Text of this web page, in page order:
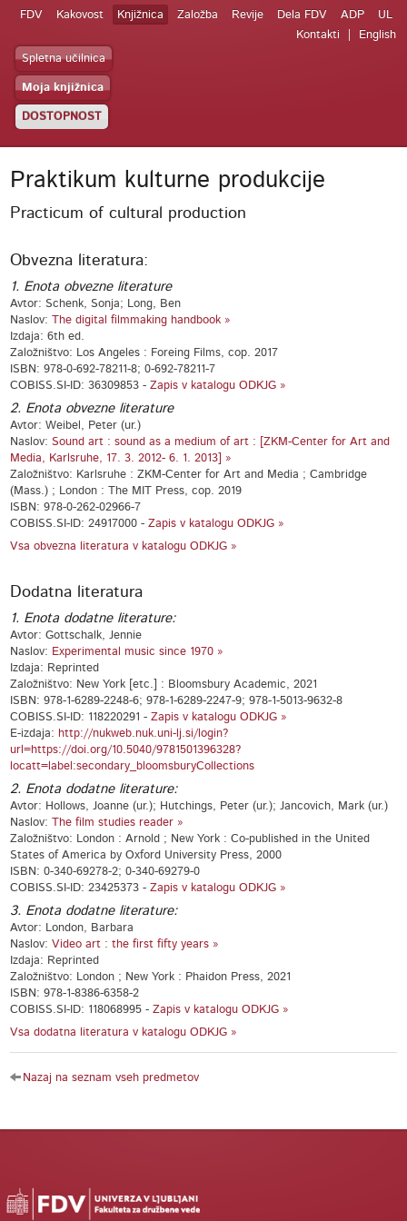
FDV Kakovost Knjižnica Založba Revije Dela FDV ADP
UL
Kontakti
English
Spletna učilnica
Moja knjižnica
DOSTOPNOST
Praktikum kulturne produkcije
Practicum of cultural production
Obvezna literatura:
1. Enota obvezne literature
Avtor: Schenk, Sonja; Long, Ben
Naslov:The digital filmmaking handbook »
Izdaja: 6th ed.
Založništvo: Los Angeles : Foreing Films, cop. 2017
ISBN: 978-0-692-78211-8; 0-692-78211-7
COBISS.SI-ID: 36309853 -Zapis v katalogu ODKJG »
2. Enota obvezne literature
Avtor: Weibel, Peter (ur.)
Naslov:Sound art : sound as a medium of art : [ZKM-Center for Art and
Media, Karlsruhe, 17. 3. 2012- 6. 1. 2013] »
Založništvo: Karlsruhe : ZKM-Center for Art and Media ; Cambridge
(Mass.) ; London : The MIT Press, cop. 2019
ISBN: 978-0-262-02966-7
COBISS.SI-ID: 24917000 -Zapis v katalogu ODKJG »
Vsa obvezna literatura v katalogu ODKJG »
Dodatna literatura
1. Enota dodatne literature:
Avtor: Gottschalk, Jennie
Naslov: Experimental music since 1970 »
Izdaja: Reprinted
Založništvo: New York [etc.] : Bloomsbury Academic, 2021
ISBN: 978-1-6289-2248-6; 978-1-6289-2247-9; 978-1-5013-9632-8
COBISS.SI-ID: 118220291 -Zapis v katalogu ODKJG »
E-izdaja: http://nukweb.nuk.uni-lj.si/login?
url=https://doi.org/10.5040/9781501396328?
locatt=label:secondary_bloomsburyCollections
2. Enota dodatne literature:
Avtor: Hollows, Joanne (ur.); Hutchings, Peter (ur.); Jancovich, Mark (ur.)
Naslov:The film studies reader »
Založništvo: London : Arnold ; New York : Co-published in the United
States of America by Oxford University Press, 2000
ISBN: 0-340-69278-2; 0-340-69279-0
COBISS.SI-ID: 23425373 -Zapis v katalogu ODKJG »
3. Enota dodatne literature:
Avtor: London, Barbara
Naslov:Video art : the first fifty years »
Izdaja: Reprinted
Založništvo: London ; New York : Phaidon Press, 2021
ISBN: 978-1-8386-6358-2
COBISS.SI-ID: 118068995 -Zapis v katalogu ODKJG »
Vsa dodatna literatura v katalogu ODKJG »
Nazaj na seznam vseh predmetov